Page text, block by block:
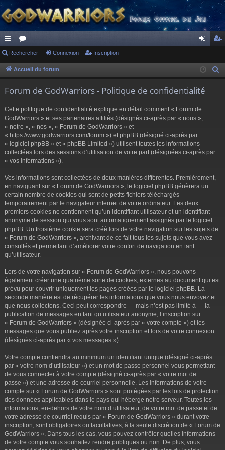
ac
co
s
or
u ne cri
Rechercher Connexion Inscription
Accueil du forum
Forum de GodWarriors - Politique de confidentialité
Cette politique de confidentialité explique en détail comment « Forum de
GodWarriors » et ses partenaires affiliés (désignés ci-après par « nous »,
« notre », « nos », « Forum de GodWarriors » et
« https://www.godwarriors.com/forum ») et phpBB (désigné ci-après par
« logiciel phpBB » et « phpBB Limited ») utilisent toutes les informations
collectées lors des sessions d’utilisation de votre part (désignées ci-après par
« vos informations »).
Vos informations sont collectées de deux manières différentes. Premièrement,
en naviguant sur « Forum de GodWarriors », le logiciel phpBB génèrera un
certain nombre de cookies qui sont de petits fichiers téléchargés
temporairement par le navigateur internet de votre ordinateur. Les deux
premiers cookies ne contiennent qu’un identifiant utilisateur et un identifiant
anonyme de session qui vous sont automatiquement assignés par le logiciel
phpBB. Un troisième cookie sera créé lors de votre navigation sur les sujets de
« Forum de GodWarriors », archivant de ce fait tous les sujets que vous avez
consultés et permettant d’améliorer votre confort de navigation en tant
qu’utilisateur.
Lors de votre navigation sur « Forum de GodWarriors », nous pouvons
également créer une quatrième sorte de cookies, externes au document qui est
prévu pour couvrir uniquement les pages créées par le logiciel phpBB. La
seconde manière est de récupérer les informations que vous nous envoyez et
que nous collectons. Ceci peut correspondre — mais n’est pas limité à — la
publication de messages en tant qu’utilisateur anonyme, l’inscription sur
« Forum de GodWarriors » (désignée ci-après par « votre compte ») et les
messages que vous publiez après votre inscription et lors de votre connexion
(désignés ci-après par « vos messages »).
Votre compte contiendra au minimum un identifiant unique (désigné ci-après
par « votre nom d’utilisateur ») et un mot de passe personnel vous permettant
de vous connecter à votre compte (désigné ci-après par « votre mot de
passe ») et une adresse de courriel personnelle. Les informations de votre
compte sur « Forum de GodWarriors » sont protégées par les lois de protection
des données applicables dans le pays qui héberge notre serveur. Toutes les
informations, en-dehors de votre nom d’utilisateur, de votre mot de passe et de
votre adresse de courriel requis par « Forum de GodWarriors » durant votre
inscription, sont obligatoires ou facultatives, à la seule discrétion de « Forum de
GodWarriors ». Dans tous les cas, vous pouvez contrôler quelles informations
de votre compte vous souhaitez rendre publiques ou non. De plus, vous